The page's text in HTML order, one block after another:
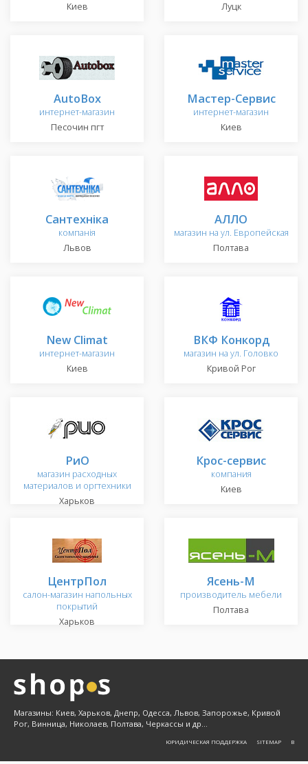
Киев
Луцк
AutoBox
интернет-магазин
Песочин пгт
Мастер-Сервис
интернет-магазин
Киев
Сантехніка
компанія
Львов
АЛЛО
магазин на ул. Европейская
Полтава
New Climat
интернет-магазин
Киев
ВКФ Конкорд
магазин на ул. Головко
Кривой Рог
РиО
магазин расходных
материалов и оргтехники
Харьков
Крос-сервис
компания
Киев
ЦентрПол
салон-магазин напольных
покрытий
Харьков
Ясень-М
производитель мебели
Полтава
Магазины: Киев, Харьков, Днепр, Одесса, Львов, Запорожье, Кривой
Рог, Винница, Николаев, Полтава, Черкассы и др...
ЮРИДИЧЕСКАЯ ПОДДЕРЖКА SITEMAP Β